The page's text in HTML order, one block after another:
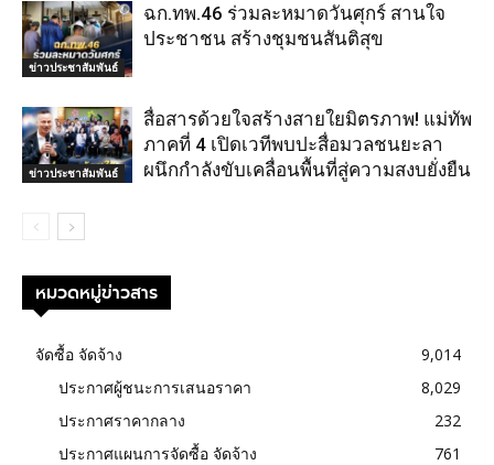
ข่าวประชาสัมพันธ์
ฉก.ทพ.46 ร่วมละหมาดวันศุกร์ สานใจ
ประชาชน สร้างชุมชนสันติสุข
ข่าวประชาสัมพันธ์
สื่อสารด้วยใจสร้างสายใยมิตรภาพ! แม่ทัพ
ภาคที่ 4 เปิดเวทีพบปะสื่อมวลชนยะลา
ผนึกกำลังขับเคลื่อนพื้นที่สู่ความสงบยั่งยืน
หมวดหมู่ข่าวสาร
จัดซื้อ จัดจ้าง
9,014
ประกาศผู้ชนะการเสนอราคา
8,029
ประกาศราคากลาง
232
ประกาศแผนการจัดซื้อ จัดจ้าง
761